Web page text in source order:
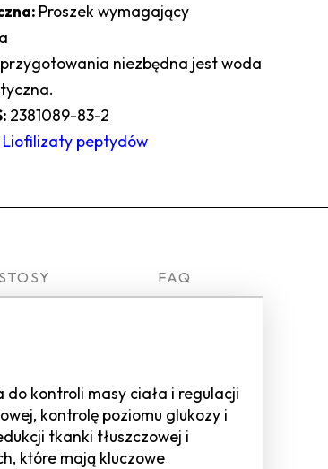
Proszek wymagający
niezbędna jest woda
2381089-83-2
Liofilizaty peptydów
FAQ
kontroli masy ciała i regulacji
kontrolę poziomu glukozy i
tkanki tłuszczowej i
które mają kluczowe